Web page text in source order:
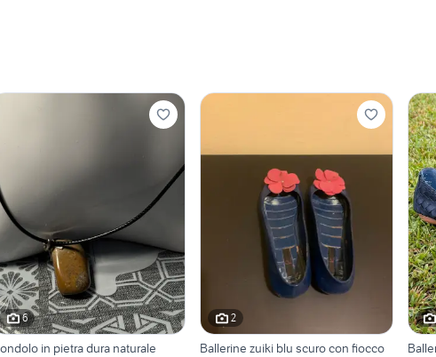
6
in pietra dura naturale
2
Ballerine zuiki blu scuro con fiocco